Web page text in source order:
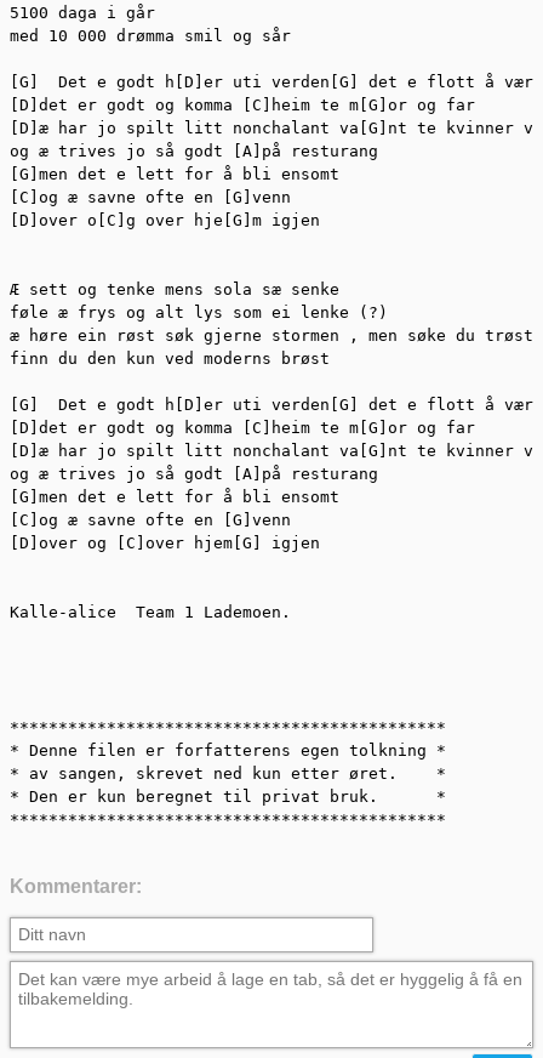
5100 daga i går
med 10 000 drømma smil og sår
[G]  Det e godt h[D]er uti verden[G] det e flott å
[D]det er godt og komma [C]heim te m[G]or og far
[D]æ har jo spilt litt nonchalant va[G]nt te kvinner
og æ trives jo så godt [A]på resturang
[G]men det e lett for å bli ensomt
[C]og æ savne ofte en [G]venn
[D]over o[C]g over hje[G]m igjen
Æ sett og tenke mens sola sæ senke
føle æ frys og alt lys som ei lenke (?)
æ høre ein røst søk gjerne stormen , men søke du trøst
finn du den kun ved moderns brøst
[G]  Det e godt h[D]er uti verden[G] det e flott å
[D]det er godt og komma [C]heim te m[G]or og far
[D]æ har jo spilt litt nonchalant va[G]nt te kvinner
og æ trives jo så godt [A]på resturang
[G]men det e lett for å bli ensomt
[C]og æ savne ofte en [G]venn
[D]over og [C]over hjem[G] igjen
Kalle-alice  Team 1 Lademoen.
*********************************************
* Denne filen er forfatterens egen tolkning *
* av sangen, skrevet ned kun etter øret.    *
* Den er kun beregnet til privat bruk.      *
*********************************************
Kommentarer: